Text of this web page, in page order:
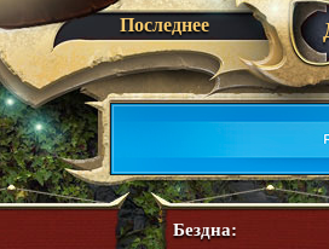
Последнее
Бездна: